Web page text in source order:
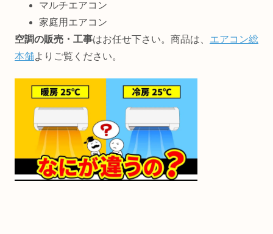
マルチエアコン
家庭用エアコン
空調の販売・工事はお任せ下さい。商品は、 エアコン総
本舗よりご覧ください。